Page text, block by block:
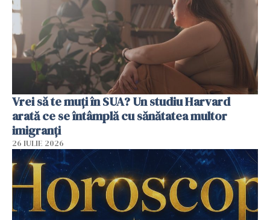
Vrei să te muți în SUA? Un studiu Harvard
arată ce se întâmplă cu sănătatea multor
imigranți
26 IULIE 2026